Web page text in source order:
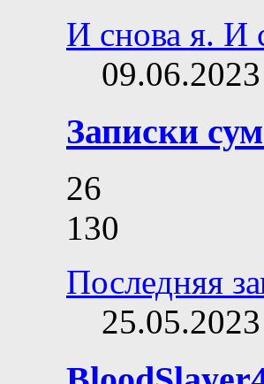
И снова я. И
09.06.2023
Записки
26
130
Последняя
25.05.2023